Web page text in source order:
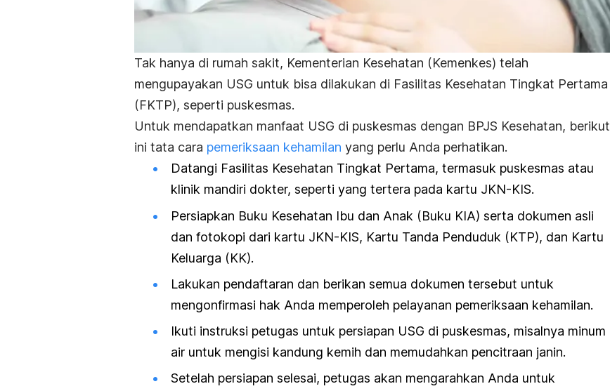
Tak hanya di rumah sakit, Kementerian Kesehatan (Kemenkes) telah
mengupayakan USG untuk bisa dilakukan di Fasilitas Kesehatan Tingkat Pertama
(FKTP), seperti puskesmas.
Untuk mendapatkan manfaat USG di puskesmas dengan BPJS Kesehatan, berikut
ini tata cara pemeriksaan kehamilan yang perlu Anda perhatikan.
Datangi Fasilitas Kesehatan Tingkat Pertama, termasuk puskesmas atau
klinik mandiri dokter, seperti yang tertera pada kartu JKN-KIS.
Persiapkan Buku Kesehatan Ibu dan Anak (Buku KIA) serta dokumen asli
dan fotokopi dari kartu JKN-KIS, Kartu Tanda Penduduk (KTP), dan Kartu
Keluarga (KK).
Lakukan pendaftaran dan berikan semua dokumen tersebut untuk
mengonfirmasi hak Anda memperoleh pelayanan pemeriksaan kehamilan.
Ikuti instruksi petugas untuk persiapan USG di puskesmas, misalnya minum
air untuk mengisi kandung kemih dan memudahkan pencitraan janin.
Setelah persiapan selesai, petugas akan mengarahkan Anda untuk